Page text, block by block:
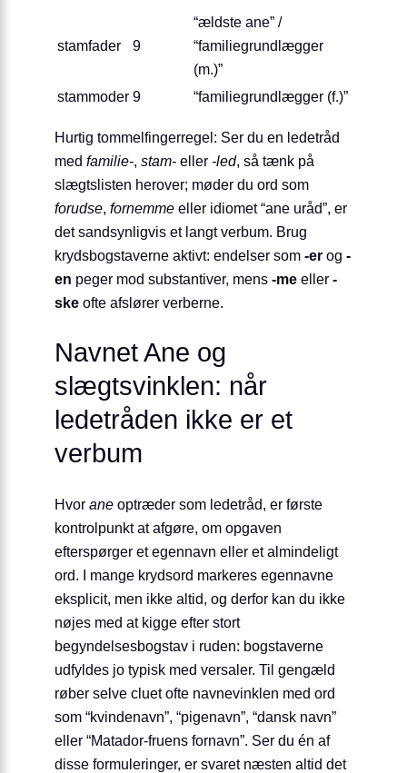
stamfader 9
“ældste ane” /
“familiegrundlægger
(m.)”
stammoder 9 “familiegrundlægger (f.)”
Hurtig tommelfingerregel: Ser du en ledetråd
med familie-, stam- eller -led, så tænk på
slægtslisten herover; møder du ord som
forudse, fornemme eller idiomet “ane uråd”, er
det sandsynligvis et langt verbum. Brug
krydsbogstaverne aktivt: endelser som -er og -
en peger mod substantiver, mens -me eller -
ske ofte afslører verberne.
Navnet Ane og
slægtsvinklen: når
ledetråden ikke er et
verbum
Hvor ane optræder som ledetråd, er første
kontrolpunkt at afgøre, om opgaven
efterspørger et egennavn eller et almindeligt
ord. I mange krydsord markeres egennavne
eksplicit, men ikke altid, og derfor kan du ikke
nøjes med at kigge efter stort
begyndelsesbogstav i ruden: bogstaverne
udfyldes jo typisk med versaler. Til gengæld
røber selve cluet ofte navnevinklen med ord
som “kvindenavn”, “pigenavn”, “dansk navn”
eller “Matador-fruens fornavn”. Ser du én af
disse formuleringer, er svaret næsten altid det